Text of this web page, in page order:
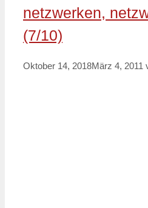
netzwerken,
(7/10)
Oktober 14, 2018März 4, 2011